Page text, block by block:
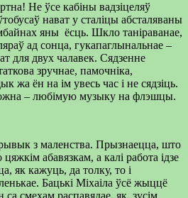
Не ўсе кабіны вадзіцеляў
нават у сталіцы абсталяваны
яны ёсць. Шкло таніраванае,
ад сонца, гукапаглынальнае –
для двух чалавек. Сядзенне
зручнае, памочніка,
жа ён на ім увесь час і не сядзіць.
– любімую музыку на флэшцы.
з маленства. Прызнаецца, што
абавязкам, а калі работа ідзе
як кажуць, да толку, то і
Бацькі Міхаіла ўсё жыццё
са смехам распавядае, як, зусім